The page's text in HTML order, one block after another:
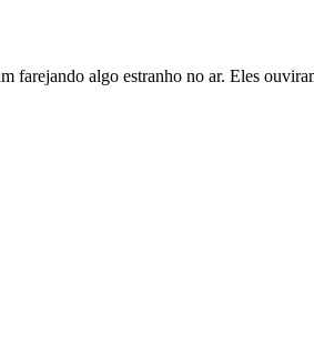
farejando algo estranho no ar. Eles